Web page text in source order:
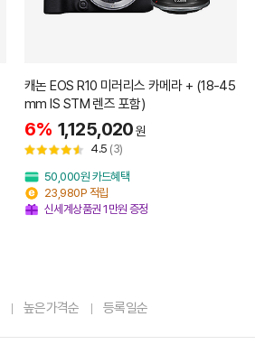
캐논 EOS R10 미러리스 카메라 + (18-45
mm IS STM 렌즈 포함)
6% 1,125,020원
4.5 (3)
50,000원 카드혜택
23,980P 적립
신세계상품권 1만원 증정
높은가격순 등록일순